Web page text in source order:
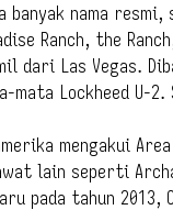
banyak nama
Ranch, the
dari Las Vegas.
mata Lockheed U-
mengakui
lain seperti
pada tahun